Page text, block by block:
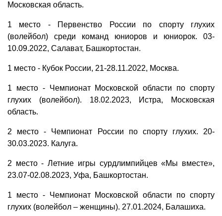
Московская область.
1 место - Первенство России по спорту глухих
(волейбол) среди команд юниоров и юниорок. 03-
10.09.2022, Салават, Башкортостан.
1 место - Кубок России, 21-28.11.2022, Москва.
1 место - Чемпионат Московской области по спорту
глухих (волейбол). 18.02.2023, Истра, Московская
область.
2 место - Чемпионат России по спорту глухих. 20-
30.03.2023. Калуга.
2 место - Летние игры сурдлимпийцев «Мы вместе»,
23.07-02.08.2023, Уфа, Башкортостан.
1 место - Чемпионат Московской области по спорту
глухих (волейбол – женщины). 27.01.2024, Балашиха.